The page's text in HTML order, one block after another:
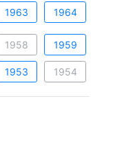
1963 1964
1958 1959
1953 1954